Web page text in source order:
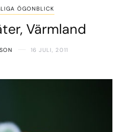
ÖGONBLICK
Värmland
16 JULI, 2011